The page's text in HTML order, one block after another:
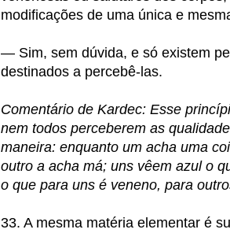
modificações de uma única e
— Sim, sem dúvida, e só existem
destinados a percebê-las.
Comentário de Kardec: Esse
nem todos perceberem as
maneira: enquanto um acha uma
outro a acha má; uns vêem azul o
o que para uns é veneno, para
33. A mesma matéria elementar é